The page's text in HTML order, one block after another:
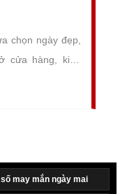
chọn ngày đẹp,
cửa hàng, kinh
may mắn ngày mai